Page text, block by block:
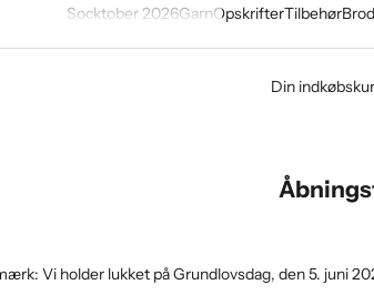
Socktober 2026GarnOpskrifterTilbehør
Din
Vi holder lukket på Grundlovsdag, den 5. juni